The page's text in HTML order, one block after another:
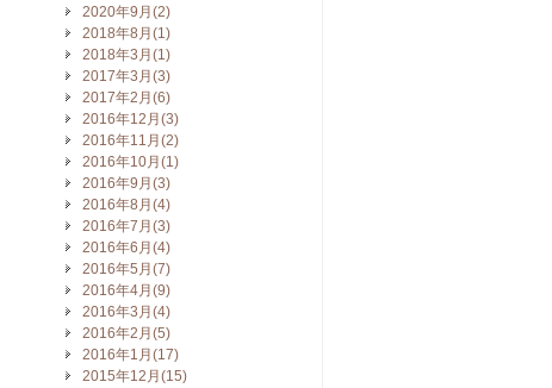
2020年9月(2)
2018年8月(1)
2018年3月(1)
2017年3月(3)
2017年2月(6)
2016年12月(3)
2016年11月(2)
2016年10月(1)
2016年9月(3)
2016年8月(4)
2016年7月(3)
2016年6月(4)
2016年5月(7)
2016年4月(9)
2016年3月(4)
2016年2月(5)
2016年1月(17)
2015年12月(15)